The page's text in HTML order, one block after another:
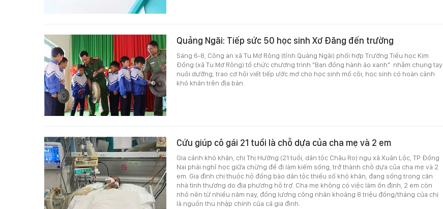
Quảng Ngãi: Tiếp sức 50 học sinh Xơ Đăng đến trường
Sáng 6-8, Công an xã Tu Mơ Rông (tỉnh Quảng Ngãi) phối hợp Trường Tiểu học Kim
Đồng (xã Tu Mơ Rông) tổ chức chương trình "Bạn đồng hành áo xanh" nhằm chung tay
nuôi dưỡng, trao cơ hội viết tiếp ước mơ cho học sinh mồ côi, học sinh có hoàn cảnh
khó khăn trên địa bàn.
Cứu giúp cô gái 21 tuổi là chỗ dựa của cha mẹ và 2 em
Gia cảnh khó khăn, chị Thị Hường (21 tuổi, dân tộc Châu Ro) ngụ xã Xuân Lộc, TP Đồng
Nai phải nghỉ học giữa chừng để đi làm kiếm sống, trở thành chỗ dựa của cha mẹ và 2
em. Gia đình chị thuộc hộ đồng bào dân tộc thiểu số khó khăn, đang sống trong căn
nhà tình thương do địa phương hỗ trợ. Cha mẹ không có việc làm ổn định, 2 em còn
nhỏ nên từ nhiều năm nay, đồng lương công nhân khoảng 8 triệu đồng/tháng của chị
là nguồn thu nhập chính của cả gia đình.